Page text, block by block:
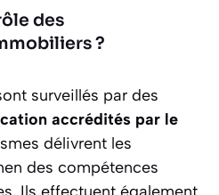
des
?
surveillés par des
accrédités par le
délivrent les
des compétences
Ils effectuent également